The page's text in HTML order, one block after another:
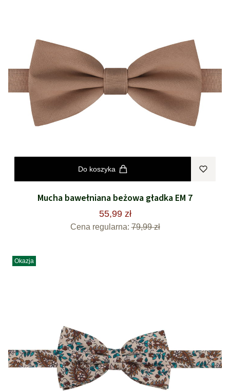
Do koszyka
Mucha bawełniana beżowa gładka EM 7
55,99 zł
Cena regularna: 79,99 zł
Okazja